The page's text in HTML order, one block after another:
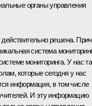
органы управления
решена.
система
мониторинга. У нас
которые сегодня у нас
информация, в том числе
И эту информацию